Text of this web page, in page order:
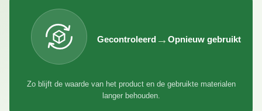
Gecontroleerd → Opnieuw gebruikt
Zo blijft de waarde van het product en de gebruikte materialen
langer behouden.